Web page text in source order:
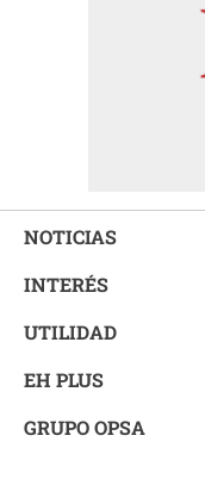
NOTICIAS
INTERÉS
UTILIDAD
EH PLUS
GRUPO OPSA